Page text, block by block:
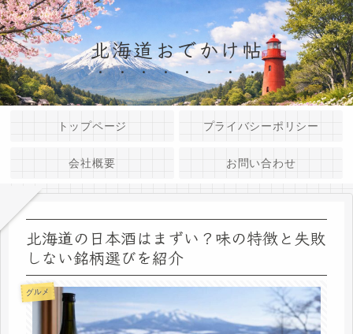
北海道おでかけ帖
トップページ プライバシーポリシー
会社概要 お問い合わせ
北海道の日本酒はまずい？味の特徴と失敗
しない銘柄選びを紹介
グルメ